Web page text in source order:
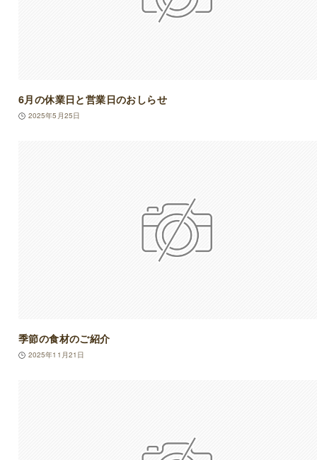
6月の休業日と営業日のおしらせ
2025年5月25日
季節の食材のご紹介
2025年11月21日